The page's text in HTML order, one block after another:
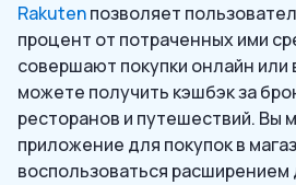
Rakutenпозволяет
процент от потраченных ими
совершают покупки онлайн или
можете получить кэшбэк за
ресторанов и путешествий. Вы
приложение для покупок в
воспользоваться расширением